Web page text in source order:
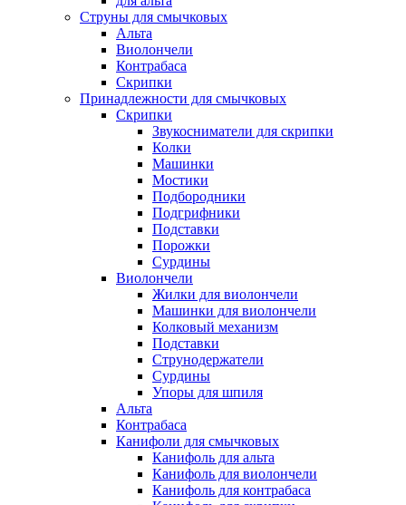
Струны для смычковых
Альта
Виолончели
Контрабаса
Скрипки
Принадлежности для смычковых
Скрипки
Звукосниматели для скрипки
Колки
Машинки
Мостики
Подбородники
Подгрифники
Подставки
Порожки
Сурдины
Виолончели
Жилки для виолончели
Машинки для виолончели
Колковый механизм
Подставки
Струнодержатели
Сурдины
Упоры для шпиля
Альта
Контрабаса
Канифоли для смычковых
Канифоль для альта
Канифоль для виолончели
Канифоль для контрабаса